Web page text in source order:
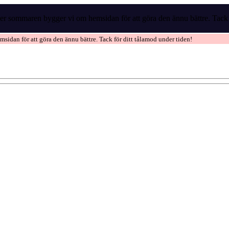
sommaren bygger vi om hemsidan för att göra den ännu bättre.
för att göra den ännu bättre. Tack för ditt tålamod under tiden!